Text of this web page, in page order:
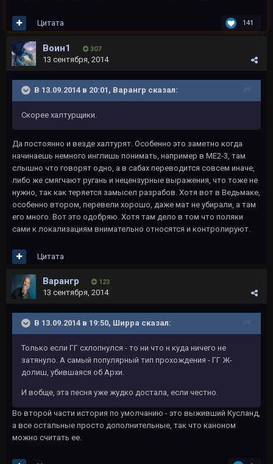
141
Цитата
Воин1 307
13 сентября, 2014
В 13.09.2014 в 20:01, Варангр сказал:
Скорее халтурщики.
Да постоянно и везде халтурят. Особенно это заметно когда
начинаешь немного инглишь понимать, например в МЕ2-3, там
слышно что говорят одно, а в сабах переводится совсем иначе,
либо же смягчают ругань и нецензурные выражения, что тоже не
нужно, так как теряется замысел разрабов. Хотя вот в Ведьмаке,
особенно втором, перевели хорошо, даже мат не убирали, а там
его много. Вот это одобряю. Хотя там дело в том что поляки
сами к локализациям внимательно относятся и контролируют.
Цитата
Варангр 123
13 сентября, 2014
В 13.09.2014 в 19:50, Ширра сказал:
Только если ГГ схлопнулся - то ни что н куда ничего не
затянуло. А самый популярный тип прохождения - ГГ Ж-
долиш, убившаяся об Архи.
И вобще, эта песня уже жудко достала, если честно.
Во второй части история по умолчанию - это выживший Кусланд,
а все остальные просто дополнительные, так что каноном
можно считать ее.